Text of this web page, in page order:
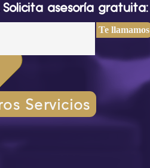
Servicios
Solicita asesoría gratuita:
Te llamamos